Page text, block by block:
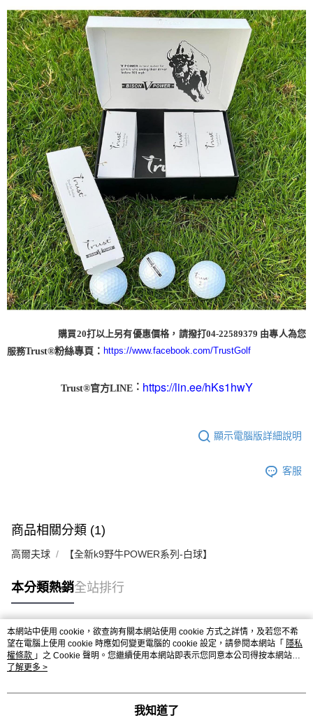
購買20打以上另有優惠價格，請撥打04-22589379 由專人為您
服務Trust®粉絲專頁： https://www.facebook.com/TrustGolf
Trust®官方LINE： https://lin.ee/hKs1hwY
顯示電腦版詳細說明
客服
商品相關分類 (1)
高爾夫球 【全新k9野牛POWER系列-白球】
本分類熱銷全站排行
熱門標籤
本網站中使用 cookie，欲查詢有關本網站使用 cookie 方式之詳情，及若您不希
望在電腦上使用 cookie 時應如何變更電腦的 cookie 設定，請參閱本網站「 隱私
權條款 」之 Cookie 聲明。您繼續使用本網站即表示您同意本公司得按本網站使
用條款之 Cookie 聲明使用 cookie。
了解更多 >
我知道了